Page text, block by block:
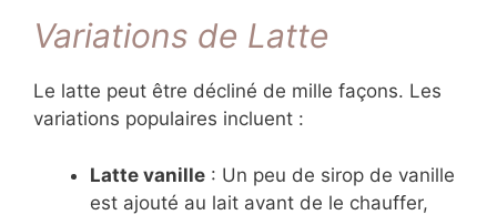
Variations de Latte
Le latte peut être décliné de mille façons. Les
variations populaires incluent :
Latte vanille : Un peu de sirop de vanille
est ajouté au lait avant de le chauffer,